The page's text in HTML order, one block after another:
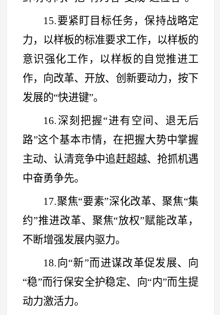
15.要紧盯目标任务，保持战略定
力，以样板的标准要求工作，以样板的
意识强化工作，以样板的自觉推进工
作，向改革、开放、创新要动力，按下
发展的“快进键”。
16.深刻把握“进有空间、退无后
路”这个基本市情，在把握大势中掌握
主动、认清竞争中追赶超越、抢抓机遇
中奋勇争先。
17.聚焦“要素”深化改革、聚焦“集
约”推进改革、聚焦“放权”赋能改革，
不断增强发展内驱力。
18.向“新”而进谋改革促发展、向
“稳”而行保安全护稳定、向“内”而生提
动力激活力。